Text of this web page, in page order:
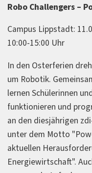
Robo Challengers –
Campus Lippstadt:
10:00-15:00 Uhr
In den Osterferien
um Robotik.
lernen Schülerinnen
funktionieren und
an den diesjährigen
unter dem Motto
aktuellen
Energiewirtschaft".